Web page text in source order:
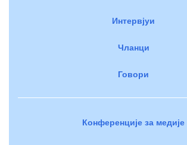
Интервјуи
Чланци
Говори
Конференције за медије